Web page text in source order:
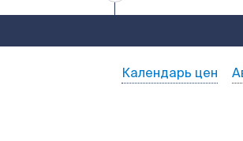
Календарь цен